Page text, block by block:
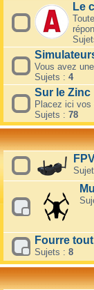
Le
Vous avez
Sujets : 4
Sur le Zinc
Placez ici vos
Sujets : 78
Fourre tout
Sujets : 8